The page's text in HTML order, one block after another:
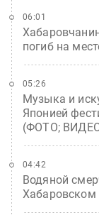
погиб на
06:01
Музыка и
Японией
(ФОТО;
05:26
Водяной
04:42